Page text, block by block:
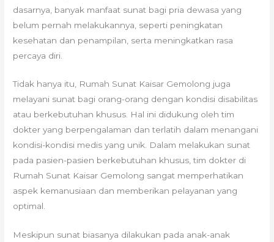
dasarnya, banyak manfaat sunat bagi pria dewasa yang
belum pernah melakukannya, seperti peningkatan
kesehatan dan penampilan, serta meningkatkan rasa
percaya diri.
Tidak hanya itu, Rumah Sunat Kaisar Gemolong juga
melayani sunat bagi orang-orang dengan kondisi disabilitas
atau berkebutuhan khusus. Hal ini didukung oleh tim
dokter yang berpengalaman dan terlatih dalam menangani
kondisi-kondisi medis yang unik. Dalam melakukan sunat
pada pasien-pasien berkebutuhan khusus, tim dokter di
Rumah Sunat Kaisar Gemolong sangat memperhatikan
aspek kemanusiaan dan memberikan pelayanan yang
optimal.
Meskipun sunat biasanya dilakukan pada anak-anak